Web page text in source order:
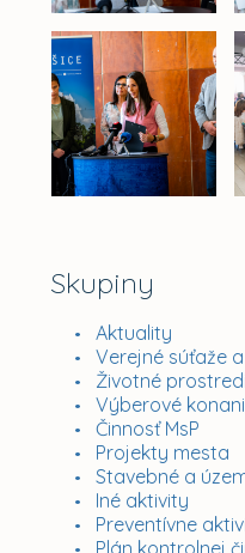
Skupiny
Aktuality
Verejné súťaže
Životné
Výberové
Činnosť MsP
Projekty mesta
Stavebné a
Iné aktivity
Preventívne
Plán kontrolnej